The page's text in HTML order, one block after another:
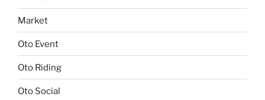
Market
Oto Event
Oto Riding
Oto Social